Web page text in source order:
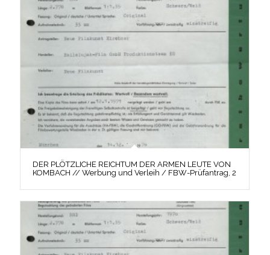
DER PLÖTZLICHE REICHTUM DER ARMEN LEUTE VON
KOMBACH // Werbung und Verleih / FBW-Prüfantrag, 2